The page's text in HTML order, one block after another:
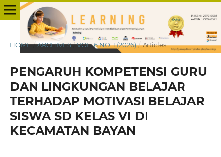
HOME / ARCHIVES / VOL. 6 NO. 1 (2026) / Articles
PENGARUH KOMPETENSI GURU
DAN LINGKUNGAN BELAJAR
TERHADAP MOTIVASI BELAJAR
SISWA SD KELAS VI DI
KECAMATAN BAYAN